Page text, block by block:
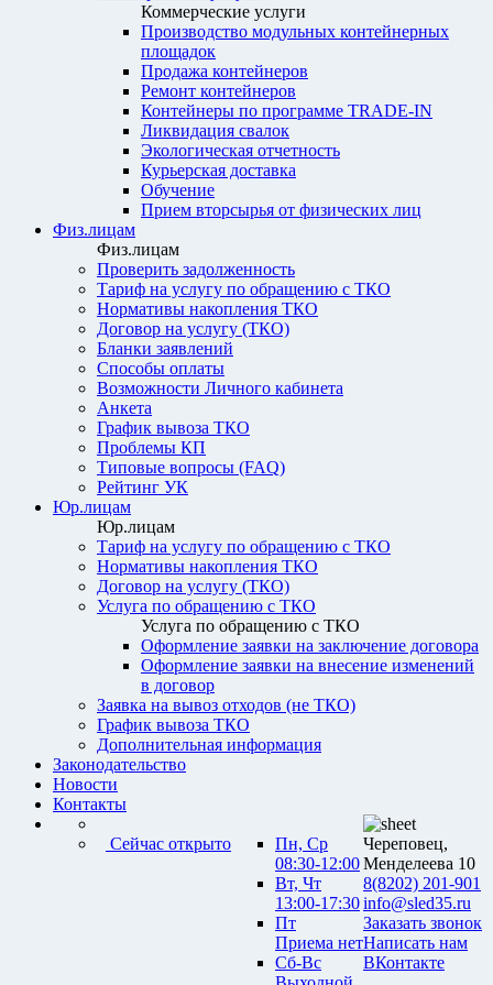
Коммерческие услуги
Производство модульных контейнерных
площадок
Продажа контейнеров
Ремонт контейнеров
Контейнеры по программе TRADE-IN
Ликвидация свалок
Экологическая отчетность
Курьерская доставка
Обучение
Прием вторсырья от физических лиц
Физ.лицам
Физ.лицам
Проверить задолженность
Тариф на услугу по обращению с ТКО
Нормативы накопления ТКО
Договор на услугу (ТКО)
Бланки заявлений
Способы оплаты
Возможности Личного кабинета
Анкета
График вывоза ТКО
Проблемы КП
Типовые вопросы (FAQ)
Рейтинг УК
Юр.лицам
Юр.лицам
Тариф на услугу по обращению с ТКО
Нормативы накопления ТКО
Договор на услугу (ТКО)
Услуга по обращению с ТКО
Услуга по обращению с ТКО
Оформление заявки на заключение договора
Оформление заявки на внесение изменений
в договор
Заявка на вывоз отходов (не ТКО)
График вывоза ТКО
Дополнительная информация
Законодательство
Новости
Контакты
Сейчас открыто
Пн, Ср
08:30-12:00
Вт, Чт
13:00-17:30
Пт
Приема нет
Сб-Вс
Череповец,
Менделеева 10
8(8202) 201-901
info@sled35.ru
Заказать звонок
Написать нам
ВКонтакте